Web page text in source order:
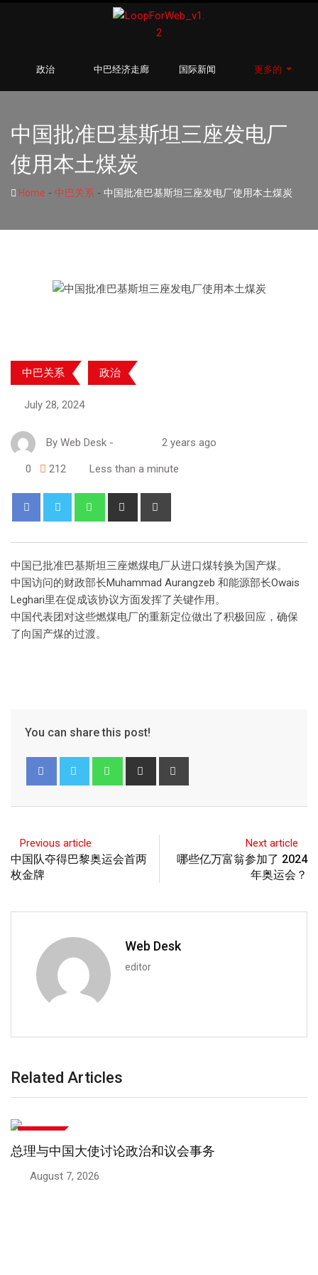
政治 中巴经济走廊 国际新闻 更多的
中国批准巴基斯坦三座发电厂
使用本土煤炭
Home - 中巴关系 - 中国批准巴基斯坦三座发电厂使用本土煤炭
中巴关系 政治
July 28, 2024
By Web Desk - 2 years ago
0 212 Less than a minute
中国已批准巴基斯坦三座燃煤电厂从进口煤转换为国产煤。
中国访问的财政部长Muhammad Aurangzeb 和能源部长Owais
Leghari里在促成该协议方面发挥了关键作用。
中国代表团对这些燃煤电厂的重新定位做出了积极回应，确保
了向国产煤的过渡。
You can share this post!
Previous article
中国队夺得巴黎奥运会首两
枚金牌
Next article
哪些亿万富翁参加了 2024
年奥运会？
Web Desk
editor
Related Articles
总理与中国大使讨论政治和议会事务
August 7, 2026